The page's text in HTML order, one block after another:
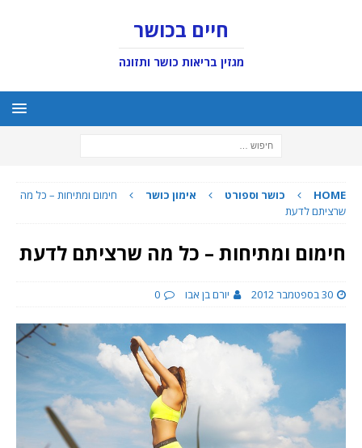
חיים בכושר
מגזין בריאות כושר ותזונה
HOME כושר וספורט אימון כושר
חימום ומתיחות – כל מה
שרציתם לדעת
חימום ומתיחות – כל מה שרציתם לדעת
30 בספטמבר 2012 יורם בן אבו 0